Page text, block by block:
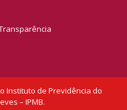
Instituto de Previdência do
– IPMB.